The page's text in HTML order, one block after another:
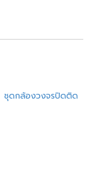
ชุดกล้องวงจรปิดติด